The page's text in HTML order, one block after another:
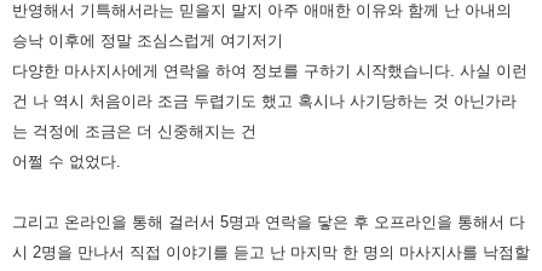
반영해서 기특해서라는 믿을지 말지 아주 애매한 이유와 함께 난 아내의
승낙 이후에 정말 조심스럽게 여기저기
다양한 마사지사에게 연락을 하여 정보를 구하기 시작했습니다. 사실 이런
건 나 역시 처음이라 조금 두렵기도 했고 혹시나 사기당하는 것 아닌가라
는 걱정에 조금은 더 신중해지는 건
어쩔 수 없었다.
그리고 온라인을 통해 걸러서 5명과 연락을 닿은 후 오프라인을 통해서 다
시 2명을 만나서 직접 이야기를 듣고 난 마지막 한 명의 마사지사를 낙점할